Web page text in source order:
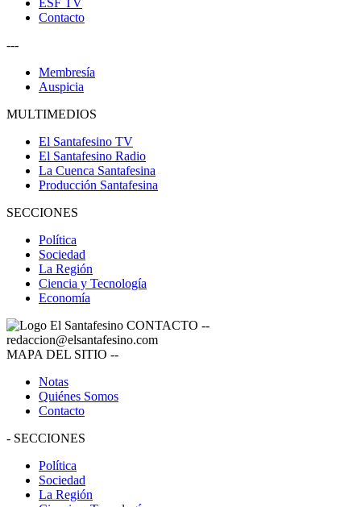
ESF TV
Contacto
---
Membresía
Auspicia
MULTIMEDIOS
El Santafesino TV
El Santafesino Radio
La Cuenca Santafesina
Producción Santafesina
SECCIONES
Política
Sociedad
La Región
Ciencia y Tecnología
Economía
CONTACTO --
redaccion@elsantafesino.com
MAPA DEL SITIO --
Notas
Quiénes Somos
Contacto
- SECCIONES
Política
Sociedad
La Región